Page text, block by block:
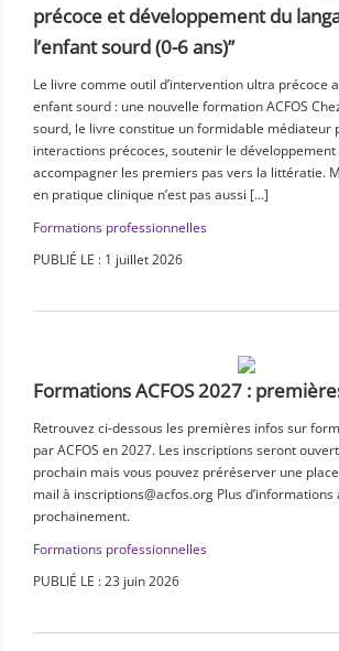
précoce et développement du
l’enfant sourd (0-6 ans)”
Le livre comme outil d’intervention ultra précoce
enfant sourd : une nouvelle formation ACFOS
sourd, le livre constitue un formidable médiateur
interactions précoces, soutenir le
accompagner les premiers pas vers la littératie.
en pratique clinique n’est pas aussi […]
Formations professionnelles
PUBLIÉ LE : 1 juillet 2026
Formations ACFOS 2027 :
Retrouvez ci-dessous les premières infos sur
par ACFOS en 2027. Les inscriptions seront
prochain mais vous pouvez préréserver une
mail à inscriptions@acfos.org Plus d’informations
prochainement.
Formations professionnelles
PUBLIÉ LE : 23 juin 2026